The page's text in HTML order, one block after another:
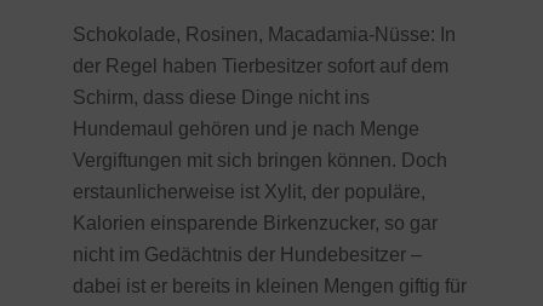
Schokolade, Rosinen, Macadamia-Nüsse: In
der Regel haben Tierbesitzer sofort auf dem
Schirm, dass diese Dinge nicht ins
Hundemaul gehören und je nach Menge
Vergiftungen mit sich bringen können. Doch
erstaunlicherweise ist Xylit, der populäre,
Kalorien einsparende Birkenzucker, so gar
nicht im Gedächtnis der Hundebesitzer –
dabei ist er bereits in kleinen Mengen giftig für